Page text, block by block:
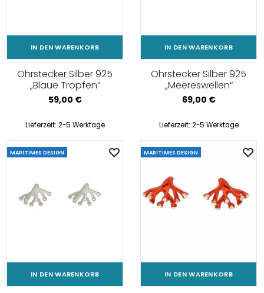
IN DEN WARENKORB
Ohrstecker Silber 925
„Blaue Tropfen“
59,00 €
Lieferzeit: 2-5 Werktage
IN DEN WARENKORB
Ohrstecker Silber 925
„Meereswellen“
69,00 €
Lieferzeit: 2-5 Werktage
MARITIMES DESIGN
IN DEN WARENKORB
MARITIMES DESIGN
IN DEN WARENKORB